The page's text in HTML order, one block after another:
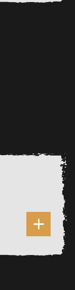
0